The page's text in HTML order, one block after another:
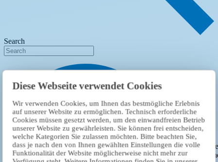
Diese Webseite verwendet Cookies
Wir verwenden Cookies, um Ihnen das bestmögliche Erlebnis
auf unserer Website zu ermöglichen. Technisch erforderliche
Cookies müssen gesetzt werden, um den einwandfreien Betrieb
unserer Website zu gewährleisten. Sie können frei entscheiden,
welche Kategorien Sie zulassen möchten. Bitte beachten Sie,
dass je nach den von Ihnen gewählten Einstellungen die volle
Funktionalität der Website möglicherweise nicht mehr zur
Search
An embedded media content from YouTube has been blocked.
loading or playing, a connection to the provider's servers is